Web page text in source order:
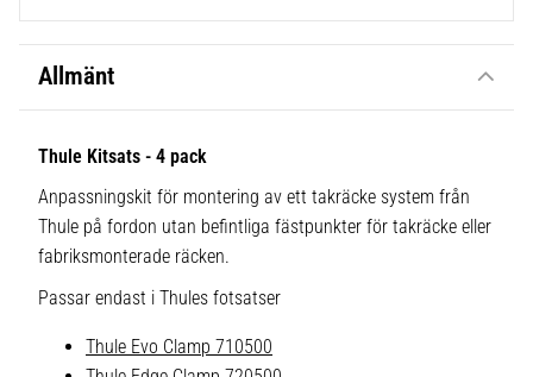
Allmänt
Thule Kitsats - 4 pack
Anpassningskit för montering av ett takräcke system från
Thule på fordon utan befintliga fästpunkter för takräcke eller
fabriksmonterade räcken.
Passar endast i Thules fotsatser
Thule Evo Clamp 710500